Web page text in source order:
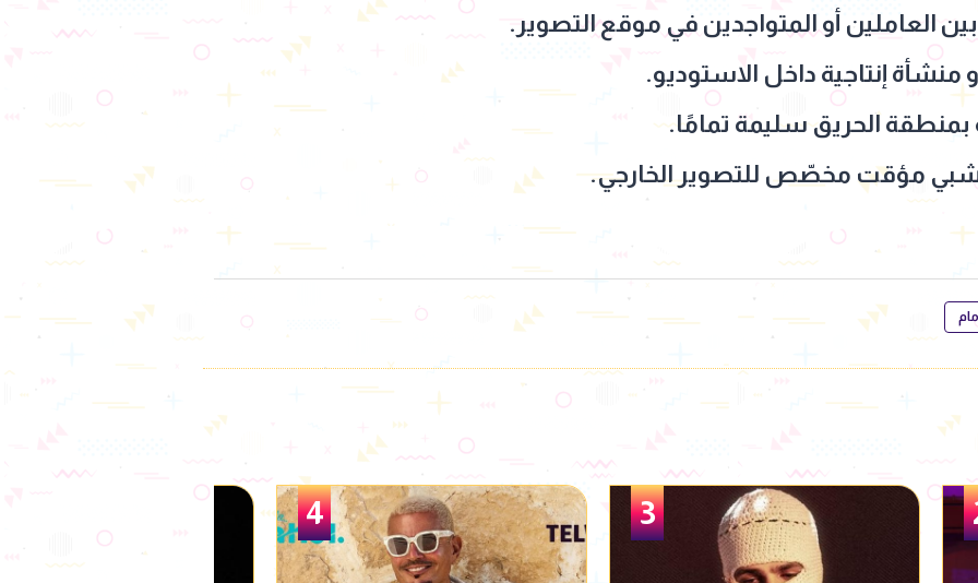
العاملين أو المتواجدين في موقع التصوير.
منشأة إنتاجية داخل الاستوديو.
بمنطقة الحريق سليمة تمامًا.
مؤقت مخصّص للتصوير الخارجي.
4
5